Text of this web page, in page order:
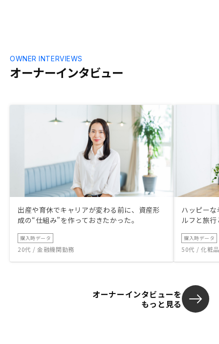
オーナーインタビュー
OWNER INTERVIEWS
出産や育休でキャリアが変わる前に、資産形
成の“仕組み”を作っておきたかった。
購入時データ
20代 / 金融機関勤務
ハッピー
ルフと旅
購入時データ
50代 / 化粧
オーナーインタビューを
もっと見る